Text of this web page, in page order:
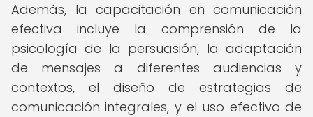
Además, la capacitación en comunicación
efectiva incluye la comprensión de la
psicología de la persuasión, la adaptación
de mensajes a diferentes audiencias y
contextos, el diseño de estrategias de
comunicación integrales, y el uso efectivo de